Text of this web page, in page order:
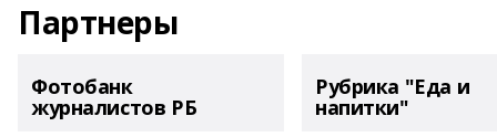
Партнеры
Фотобанк
журналистов РБ
Рубрика "Еда и
напитки"